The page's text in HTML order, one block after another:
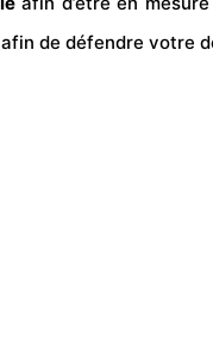
de défendre votre